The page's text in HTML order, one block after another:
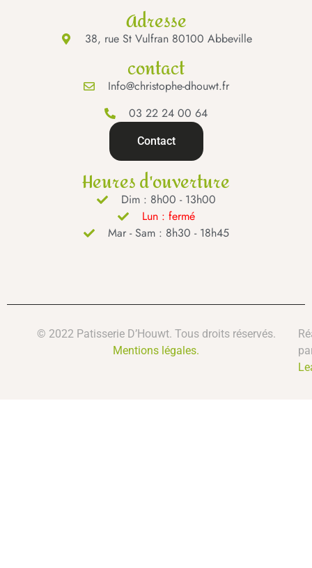
Adresse
38, rue St Vulfran 80100 Abbeville
contact
Info@christophe-dhouwt.fr
03 22 24 00 64
Contact
Heures d'ouverture
Dim : 8h00 - 13h00
Lun : fermé
Mar - Sam : 8h30 - 18h45
© 2022 Patisserie D’Houwt. Tous droits réservés.
Mentions légales.